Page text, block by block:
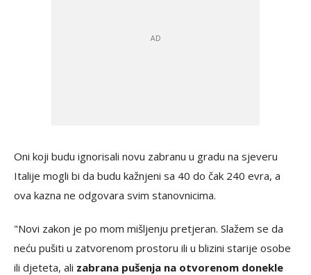
Oni koji budu ignorisali novu zabranu u gradu na sjeveru
Italije mogli bi da budu kažnjeni sa 40 do čak 240 evra, a
ova kazna ne odgovara svim stanovnicima.
"Novi zakon je po mom mišljenju pretjeran. Slažem se da
neću pušiti u zatvorenom prostoru ili u blizini starije osobe
ili djeteta, ali zabrana pušenja na otvorenom donekle